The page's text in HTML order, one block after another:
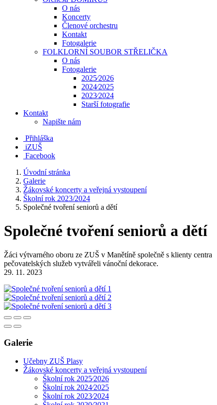
O nás
Koncerty
Členové orchestru
Kontakt
Fotogalerie
FOLKLORNÍ SOUBOR STŘELIČKA
O nás
Fotogalerie
2025⁄2026
2024⁄2025
2023⁄2024
Starší fotografie
Kontakt
Napište nám
Přihláška
iZUŠ
Facebook
Úvodní stránka
Galerie
Žákovské koncerty a veřejná vystoupení
Školní rok 2023/2024
Společné tvoření seniorů a dětí
Společné tvoření seniorů a dětí
Žáci výtvarného oboru ze ZUŠ v Manětíně společně s klienty centra
pečovatelských služeb vytvářeli vánoční dekorace.
29. 11. 2023
Galerie
Učebny ZUŠ Plasy
Žákovské koncerty a veřejná vystoupení
Školní rok 2025⁄2026
Školní rok 2024⁄2025
Školní rok 2023⁄2024